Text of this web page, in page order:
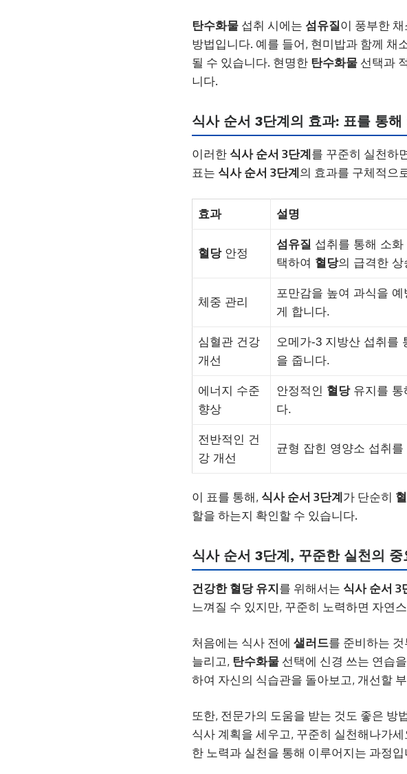
탄수화물 섭취 시에는 섬유질이 풍부한
방법입니다. 예를 들어, 현미밥과 함께 채
될 수 있습니다. 현명한 탄수화물 선택과
니다.
식사 순서 3단계의 효과: 표를 통해
이러한 식사 순서 3단계를 꾸준히 실천하
표는 식사 순서 3단계의 효과를 구체적으
효과 설명
혈당안정
섬유질 섭취를 통해 소
택하여 혈당의 급격한 상
체중 관리
포만감을 높여 과식을 예
게 합니다.
심혈관 건강
개선
오메가-3 지방산 섭취를
을 줍니다.
에너지 수준
향상
안정적인 혈당유지를 통
다.
전반적인 건
강 개선
균형 잡힌 영양소 섭취
이 표를 통해, 식사 순서 3단계가 단순히
할을 하는지 확인할 수 있습니다.
식사 순서 3단계, 꾸준한 실천의 중
건강한 혈당 유지를 위해서는 식사 순서 3
느껴질 수 있지만, 꾸준히 노력하면 자연
처음에는 식사 전에 샐러드를 준비하는
늘리고, 탄수화물 선택에 신경 쓰는 연습
하여 자신의 식습관을 돌아보고, 개선할
또한, 전문가의 도움을 받는 것도 좋은 방
식사 계획을 세우고, 꾸준히 실천해나가세
한 노력과 실천을 통해 이루어지는 과정입